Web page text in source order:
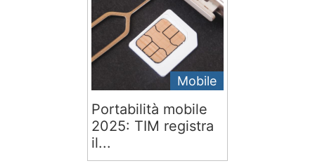
Mobile
Portabilità mobile
2025: TIM registra
il...